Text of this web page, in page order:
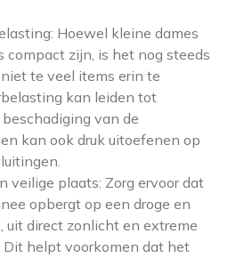
Hoewel kleine dames
compact zijn, is het nog steeds
te veel items erin te
kan leiden tot
van de
kan ook druk uitoefenen op
veilige plaats: Zorg ervoor dat
opbergt op een droge en
uit direct zonlicht en extreme
Dit helpt voorkomen dat het